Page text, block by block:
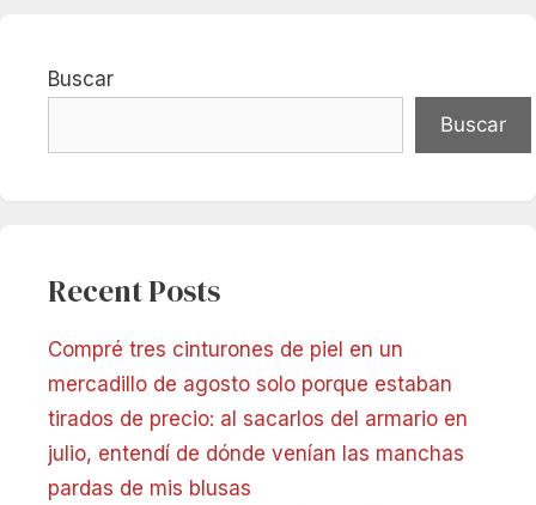
Buscar
Buscar
Recent Posts
Compré tres cinturones de piel en un
mercadillo de agosto solo porque estaban
tirados de precio: al sacarlos del armario en
julio, entendí de dónde venían las manchas
pardas de mis blusas